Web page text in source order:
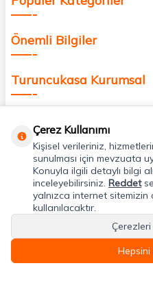
Önemli Bilgiler
Turuncukasa Kurumsal
Uygulamalarımız
Adres & İletişim
Çerez Kullanımı
Kişisel verileriniz,
sunulması için mevzuata
Konuyla ilgili detaylı bilgi
inceleyebilirsiniz. Reddet
yalnızca internet sitemizin
kullanılacaktır.
Hepsini